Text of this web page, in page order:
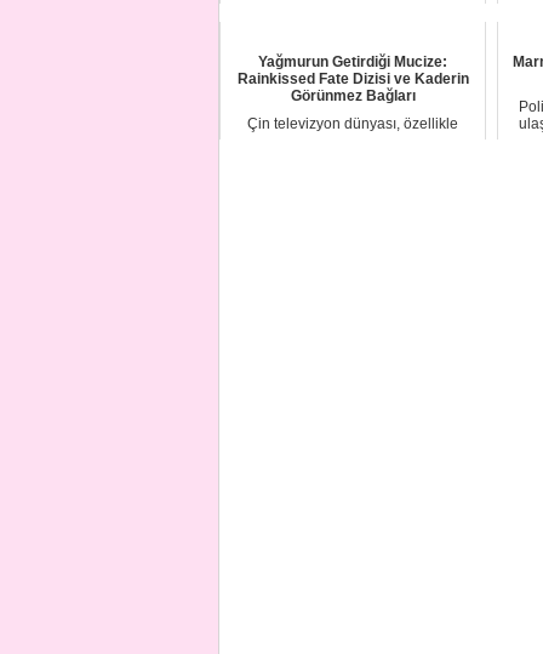
Yağmurun Getirdiği Mucize:
Rainkissed Fate Dizisi ve Kaderin
Görünmez Bağları
Çin televizyon dünyası, özellikle